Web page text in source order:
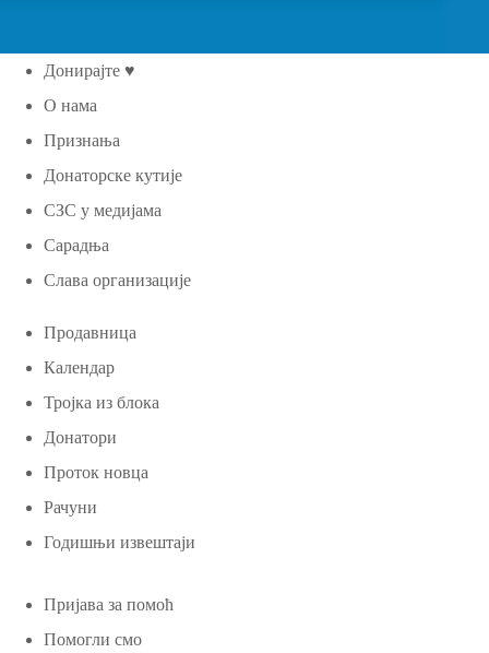
Донирајте ♥
О нама
Признања
Донаторске кутије
СЗС у медијама
Сарадња
Слава организације
Продавница
Календар
Тројка из блока
Донатори
Проток новца
Рачуни
Годишњи извештаји
Пријава за помоћ
Помогли смо